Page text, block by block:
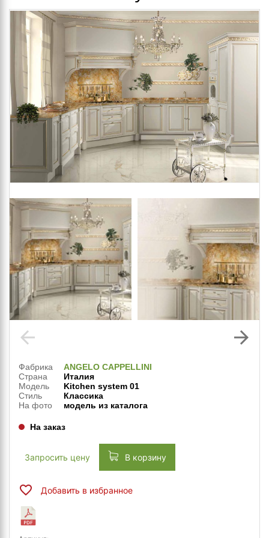
arrow_back arrow_forward
Фабрика
ANGELO CAPPELLINI
Страна
Италия
Модель
Kitchen system 01
Стиль
Классика
На фото
модель из каталога
На заказ
Запросить цену В корзину
Добавить в избранное